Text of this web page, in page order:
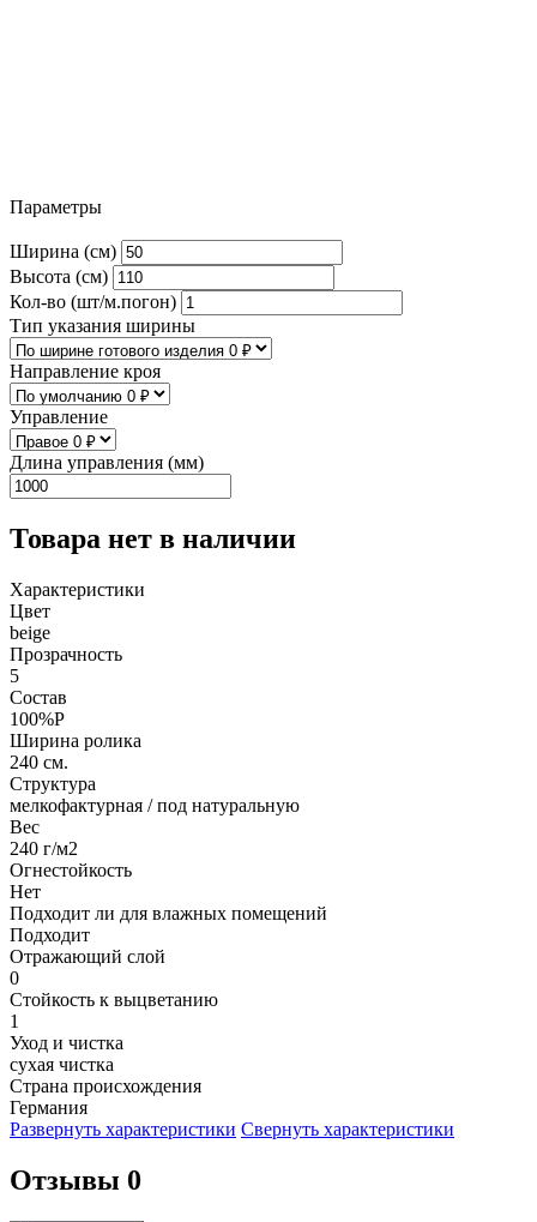
Параметры
Ширина (см)
Высота (см)
Кол-во (шт/м.погон)
Тип указания ширины
Направление кроя
Управление
Длина управления (мм)
Товара нет в наличии
Характеристики
Цвет
beige
Прозрачность
5
Состав
100%P
Ширина ролика
240 см.
Структура
мелкофактурная / под натуральную
Вес
240 г/м2
Огнестойкость
Нет
Подходит ли для влажных помещений
Подходит
Отражающий слой
0
Стойкость к выцветанию
1
Уход и чистка
сухая чистка
Страна происхождения
Германия
Развернуть характеристики Свернуть характеристики
Отзывы 0